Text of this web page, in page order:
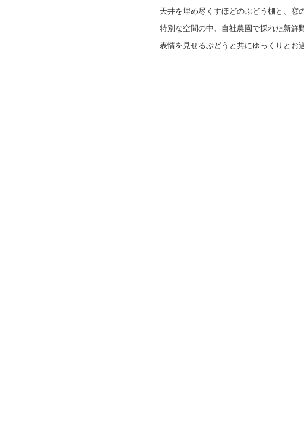
天井を埋め尽くすほどのぶどう棚と、窓
特別な空間の中、自社農園で採れた新鮮
表情を見せるぶどうと共にゆっくりとお